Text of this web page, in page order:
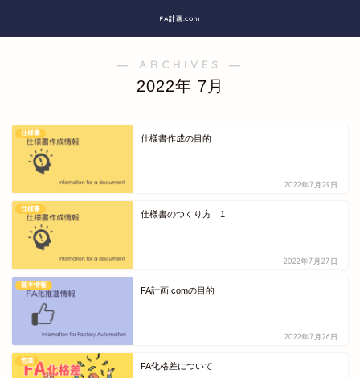
FA計画.com
― ARCHIVES ―
2022年 7月
仕様書
仕様書作成の目的
2022年7月29日
仕様書
仕様書のつくり方 1
2022年7月27日
基本情報
FA計画.comの目的
2022年7月26日
営業
FA化格差について